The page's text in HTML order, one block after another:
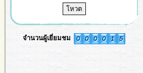
จำนวนผู้เยี่ยมชม